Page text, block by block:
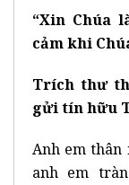
“Xin Chúa
cảm khi
Trích thư
gửi tín hữu
Anh em thân
anh em